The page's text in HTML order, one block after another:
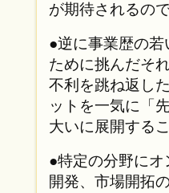
が期待されるので
●逆に事業歴の
ために挑んだそ
不利を跳ね返し
ットを一気に「
大いに展開する
●特定の分野に
開発、市場開拓